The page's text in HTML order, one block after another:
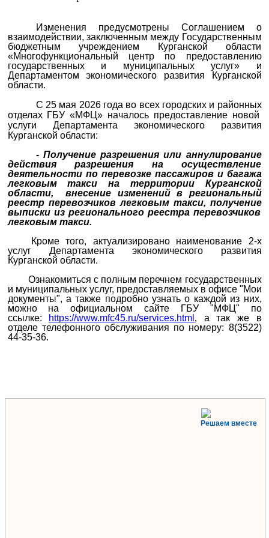
Изменения предусмотрены Соглашением о
взаимодействии, заключенным между Государственным
бюджетным учреждением Курганской области
«Многофункциональный центр по предоставлению
государственных и муниципальных услуг» и
Департаментом экономического развития Курганской
области.
С 25 мая 2026года во всех городских и районных
отделахГБУ «МФЦ» началось предоставление новой
услуги Департамента экономического развития
Курганской области:
- Получениеразрешения или аннулирование
действия разрешения на осуществление
деятельности по перевозке пассажиров и багажа
легковым такси на территории Курганской
области, внесение изменений в региональный
реестр перевозчиков легковым такси, получение
выписки из регионального реестра перевозчиков
легковым такси.
Кроме того, актуализировано наименование 2-х
услуг Департамента экономического развития
Курганской области.
Ознакомиться с полным перечнем государственных
и муниципальных услуг, предоставляемых в офисе "Мои
документы", а также подробно узнать о каждой из них,
можно на официальном сайте ГБУ "МФЦ" по
ссылке:
https://www.mfc45.ru/services.html , а так же в
отделе телефонного обслуживания по номеру: 8(3522)
44-35-36.
Решаем вместе